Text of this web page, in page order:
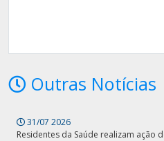
Outras Notícias
31/07 2026
Residentes da Saúde realizam ação